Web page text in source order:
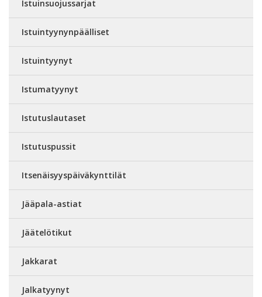
Istuinsuojussarjat
Istuintyynynpäälliset
Istuintyynyt
Istumatyynyt
Istutuslautaset
Istutuspussit
Itsenäisyyspäiväkynttilät
Jääpala-astiat
Jäätelötikut
Jakkarat
Jalkatyynyt